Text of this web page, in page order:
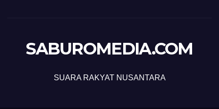
SABUROMEDIA.COM
SUARA RAKYAT NUSANTARA